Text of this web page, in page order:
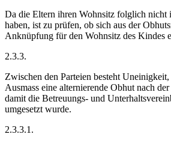
Da die Eltern ihren Wohnsitz folglich nicht
haben, ist zu prüfen, ob sich aus der
Anknüpfung für den Wohnsitz des Kindes
2.3.3.
Zwischen den Parteien besteht
Ausmass eine alternierende Obhut nach
damit die Betreuungs- und
umgesetzt wurde.
2.3.3.1.